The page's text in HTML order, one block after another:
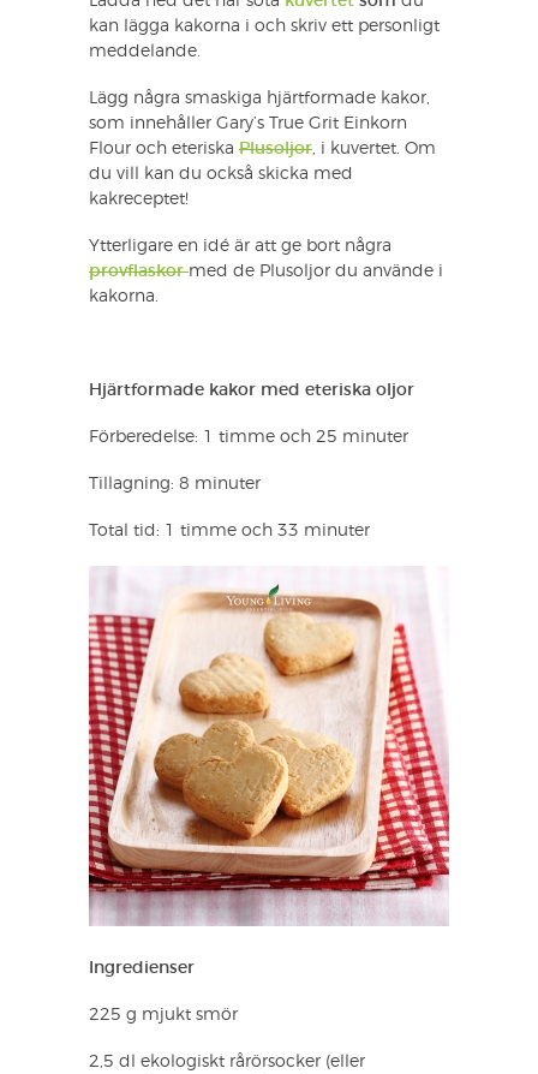
kan lägga kakorna i och skriv ett personligt
meddelande.
Lägg några smaskiga hjärtformade kakor,
som innehåller Gary’s True Grit Einkorn
Flour och eteriska Plusoljor, i kuvertet. Om
du vill kan du också skicka med
kakreceptet!
Ytterligare en idé är att ge bort några
provflaskor med de Plusoljor du använde i
kakorna.
Hjärtformade kakor med eteriska oljor
Förberedelse: 1 timme och 25 minuter
Tillagning: 8 minuter
Total tid: 1 timme och 33 minuter
Ingredienser
225 g mjukt smör
2,5 dl ekologiskt rårörsocker (eller